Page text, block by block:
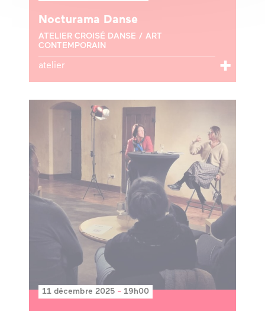
Nocturama Danse
ATELIER CROISÉ DANSE / ART
CONTEMPORAIN
atelier
11 décembre 2025 - 19h00